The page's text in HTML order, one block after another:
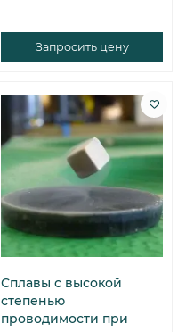
Запросить цену
Сплавы с высокой
степенью
проводимости при